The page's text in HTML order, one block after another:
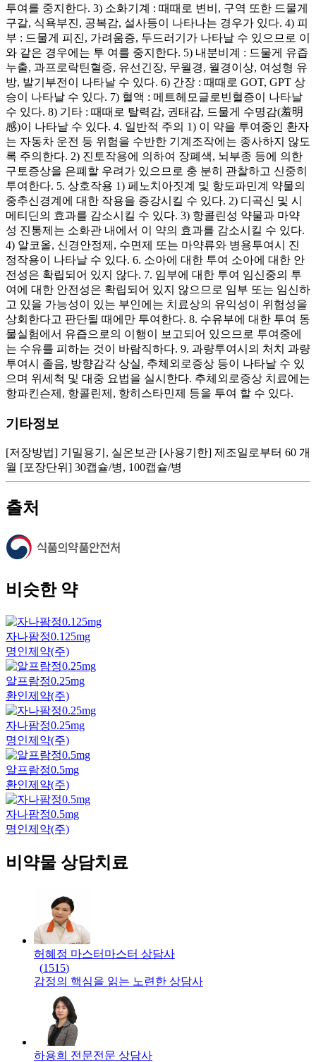
투여를 중지한다. 3) 소화기계 : 때때로 변비, 구역 또한 드물게
구갈, 식욕부진, 공복감, 설사등이 나타나는 경우가 있다. 4) 피
부 : 드물게 피진, 가려움증, 두드러기가 나타날 수 있으므로 이
와 같은 경우에는 투 여를 중지한다. 5) 내분비계 : 드물게 유즙
누출, 과프로락틴혈증, 유선긴장, 무월경, 월경이상, 여성형 유
방, 발기부전이 나타날 수 있다. 6) 간장 : 때때로 GOT, GPT 상
승이 나타날 수 있다. 7) 혈액 : 메트헤모글로빈혈증이 나타날
수 있다. 8) 기타 : 때때로 탈력감, 권태감, 드물게 수명감(羞明
感)이 나타날 수 있다. 4. 일반적 주의 1) 이 약을 투여중인 환자
는 자동차 운전 등 위험을 수반한 기계조작에는 종사하지 않도
록 주의한다. 2) 진토작용에 의하여 장폐색, 뇌부종 등에 의한
구토증상을 은폐할 우려가 있으므로 충 분히 관찰하고 신중히
투여한다. 5. 상호작용 1) 페노치아짓계 및 항도파민계 약물의
중추신경계에 대한 작용을 증강시킬 수 있다. 2) 디곡신 및 시
메티딘의 효과를 감소시킬 수 있다. 3) 항콜린성 약물과 마약
성 진통제는 소화관 내에서 이 약의 효과를 감소시킬 수 있다.
4) 알코올, 신경안정제, 수면제 또는 마약류와 병용투여시 진
정작용이 나타날 수 있다. 6. 소아에 대한 투여 소아에 대한 안
전성은 확립되어 있지 않다. 7. 임부에 대한 투여 임신중의 투
여에 대한 안전성은 확립되어 있지 않으므로 임부 또는 임신하
고 있을 가능성이 있는 부인에는 치료상의 유익성이 위험성을
상회한다고 판단될 때에만 투여한다. 8. 수유부에 대한 투여 동
물실험에서 유즙으로의 이행이 보고되어 있으므로 투여중에
는 수유를 피하는 것이 바람직하다. 9. 과량투여시의 처치 과량
투여시 졸음, 방향감각 상실, 추체외로증상 등이 나타날 수 있
으며 위세척 및 대중 요법을 실시한다. 추체외로증상 치료에는
항파킨슨제, 항콜린제, 항히스타민제 등을 투여 할 수 있다.
기타정보
[저장방법] 기밀용기, 실온보관 [사용기한] 제조일로부터 60 개
월 [포장단위] 30캡슐/병, 100캡슐/병
출처
비슷한 약
자나팜정0.125mg
명인제약(주)
알프람정0.25mg
환인제약(주)
자나팜정0.25mg
명인제약(주)
알프람정0.5mg
환인제약(주)
자나팜정0.5mg
명인제약(주)
비약물 상담치료
허혜정 마스터 마스터 상담사
(1515)
감정의 핵심을 읽는 노련한 상담사
하용희 전문전문 상담사